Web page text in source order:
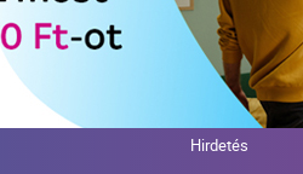
Hirdetés